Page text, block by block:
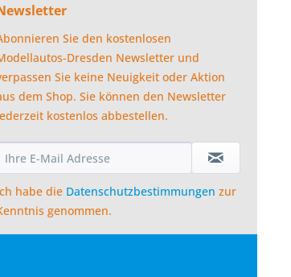
Sie den kostenlosen
Dresden Newsletter und
Sie keine Neuigkeit oder Aktion
dem Shop. Sie können den Newsletter
kostenlos abbestellen.
habe die Datenschutzbestimmungen zur
genommen.